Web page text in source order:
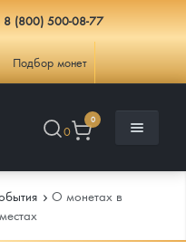
8 (800) 500-08-77
Подбор монет
0
0
О монетах в